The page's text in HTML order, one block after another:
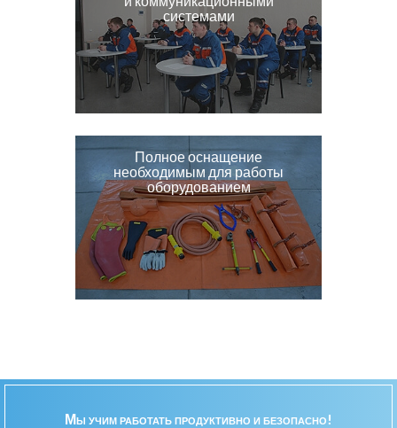
системами
Полное оснащение
необходимым для работы
оборудованием
Мы учим работать продуктивно и безопасно!